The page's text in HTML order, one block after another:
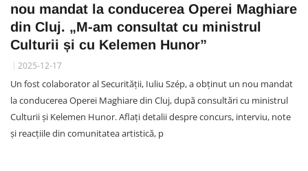
nou mandat la conducerea Operei Maghiare
din Cluj. „M-am consultat cu ministrul
Culturii și cu Kelemen Hunor”
2025-12-17
Un fost colaborator al Securității, Iuliu Szép, a obținut un nou mandat
la conducerea Operei Maghiare din Cluj, după consultări cu ministrul
Culturii și Kelemen Hunor. Aflați detalii despre concurs, interviu, note
și reacțiile din comunitatea artistică, p